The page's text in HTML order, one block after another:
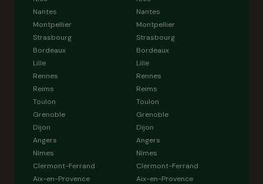
Nantes
Montpellier
Strasbourg
Bordeaux
Lille
Rennes
Reims
Toulon
Grenoble
Dijon
Angers
Nîmes
Clermont-Ferrand
Aix-en-Provence
Nantes
Montpellier
Strasbourg
Bordeaux
Lille
Rennes
Reims
Toulon
Grenoble
Dijon
Angers
Nîmes
Clermont-Ferrand
Aix-en-Provence